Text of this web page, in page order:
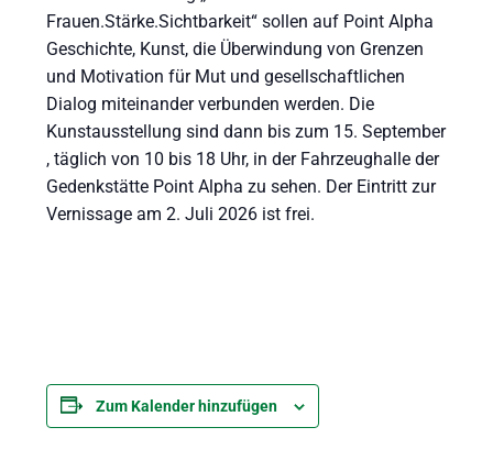
Frauen.Stärke.Sichtbarkeit“ sollen auf Point Alpha
Geschichte, Kunst, die Überwindung von Grenzen
und Motivation für Mut und gesellschaftlichen
Dialog miteinander verbunden werden. Die
Kunstausstellung sind dann bis zum 15. September
, täglich von 10 bis 18 Uhr, in der Fahrzeughalle der
Gedenkstätte Point Alpha zu sehen. Der Eintritt zur
Vernissage am 2. Juli 2026 ist frei.
Zum Kalender hinzufügen